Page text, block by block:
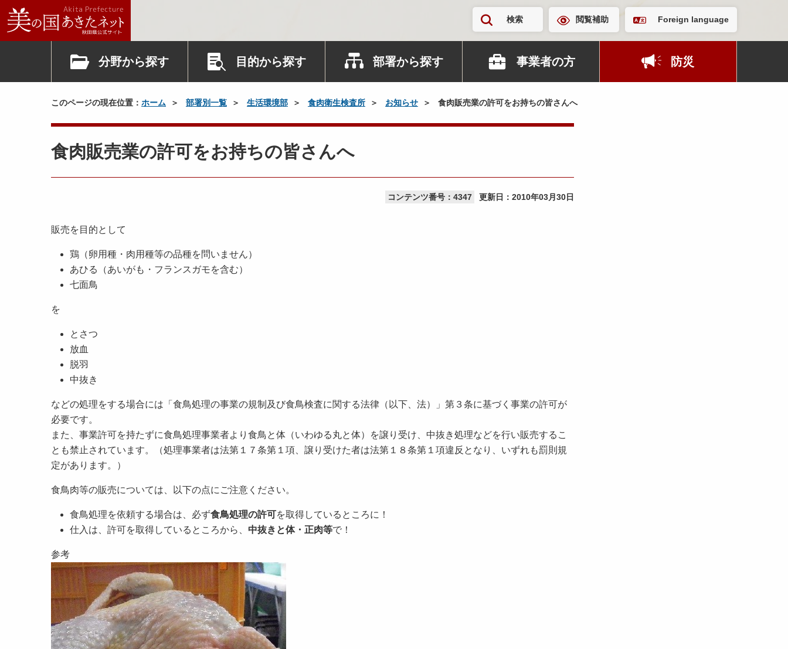
検索 閲覧補助 Foreign language
分野から探す 目的から探す 部署から探す 事業者の方 防災
このページの現在位置： ホーム 部署別一覧 生活環境部 食肉衛生検査所 お知らせ 食肉販売業の許可をお持ちの皆さんへ
食肉販売業の許可をお持ちの皆さんへ
コンテンツ番号：4347 更新日： 2010年03月30日
販売を目的として
鶏（卵用種・肉用種等の品種を問いません）
あひる（あいがも・フランスガモを含む）
七面鳥
を
とさつ
放血
脱羽
中抜き
などの処理をする場合には「食鳥処理の事業の規制及び食鳥検査に関する法律（以下、法）」第３条に基づく事業の許可が
必要です。
また、事業許可を持たずに食鳥処理事業者より食鳥と体（いわゆる丸と体）を譲り受け、中抜き処理などを行い販売するこ
とも禁止されています。（処理事業者は法第１７条第１項、譲り受けた者は法第１８条第１項違反となり、いずれも罰則規
定があります。）
食鳥肉等の販売については、以下の点にご注意ください。
食鳥処理を依頼する場合は、必ず食鳥処理の許可を取得しているところに！
仕入は、許可を取得しているところから、 中抜きと体・正肉等で！
参考